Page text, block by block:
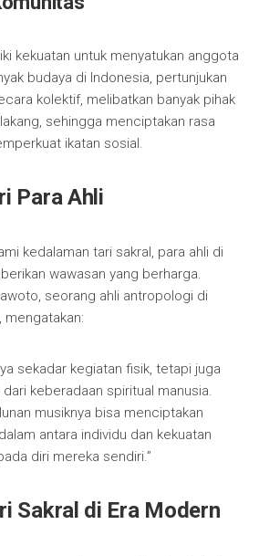
kekuatan untuk menyatukan anggota
budaya di Indonesia, pertunjukan
kolektif, melibatkan banyak pihak
sehingga menciptakan rasa
ikatan sosial.
Para Ahli
kedalaman tari sakral, para ahli di
wawasan yang berharga.
seorang ahli antropologi di
mengatakan:
sekadar kegiatan fisik, tetapi juga
keberadaan spiritual manusia.
musiknya bisa menciptakan
antara individu dan kekuatan
diri mereka sendiri.”
Sakral di Era Modern